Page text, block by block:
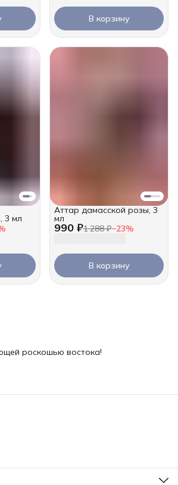
В корзину
3 мл
990 ₽1 288 ₽−23%
Аттар дамасской розы, 3
мл
В корзину
роскошью востока!